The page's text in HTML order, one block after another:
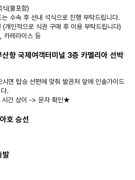
원/연령별 상이/보험 상세약관
원(1인 기준 성인/소아 동일)
(1인 기준 성인/소아 동일)
식, 3일차 중식)
: 60,000원
증감분(매월 변동/출발일 기준 적용)
예약이 아니며, 담당자의 해피콜 후 실예약
(불포함)
수속 후 선내 석식으로 진행 부탁드립니다.
인적으로 식권 구매 후 이용 부탁드립니다)
카레라이스 등
항 국제여객터미널 3층 카멜리아 선박
면 탑승 선편에 맞춰 발권처 앞에 인솔가이드
.
간 상이 -> 문자 확인★
호 승선
발